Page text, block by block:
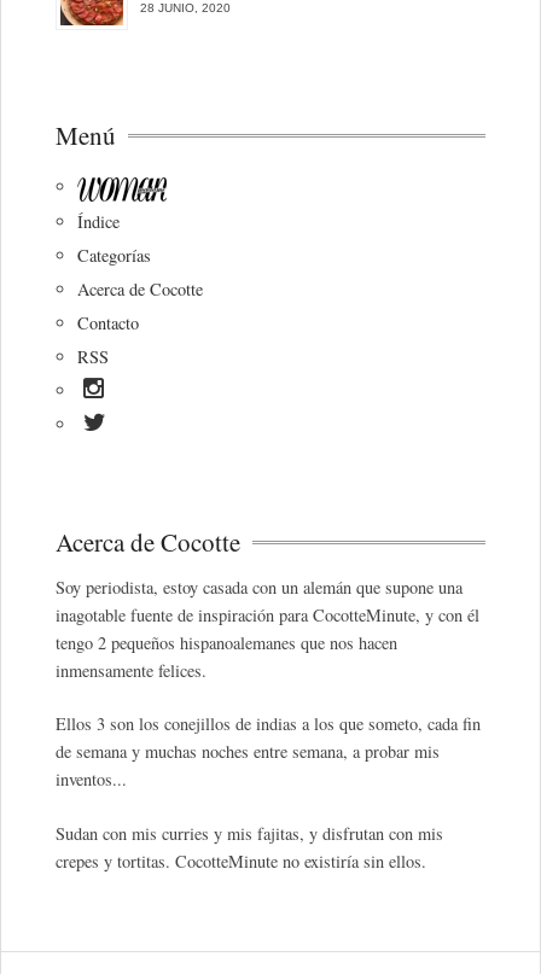
28 JUNIO, 2020
Menú
Índice
Categorías
Acerca de Cocotte
Contacto
RSS
Acerca de Cocotte
Soy periodista, estoy casada con un alemán que supone una
inagotable fuente de inspiración para CocotteMinute, y con él
tengo 2 pequeños hispanoalemanes que nos hacen
inmensamente felices.
Ellos 3 son los conejillos de indias a los que someto, cada fin
de semana y muchas noches entre semana, a probar mis
inventos...
Sudan con mis curries y mis fajitas, y disfrutan con mis
crepes y tortitas. CocotteMinute no existiría sin ellos.